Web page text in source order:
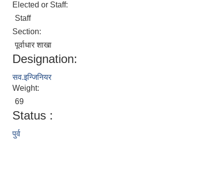
Elected or Staff:
Staff
Section:
पूर्वाधार शाखा
Designation:
सव.इन्जिनियर
Weight:
69
Status :
पुर्व